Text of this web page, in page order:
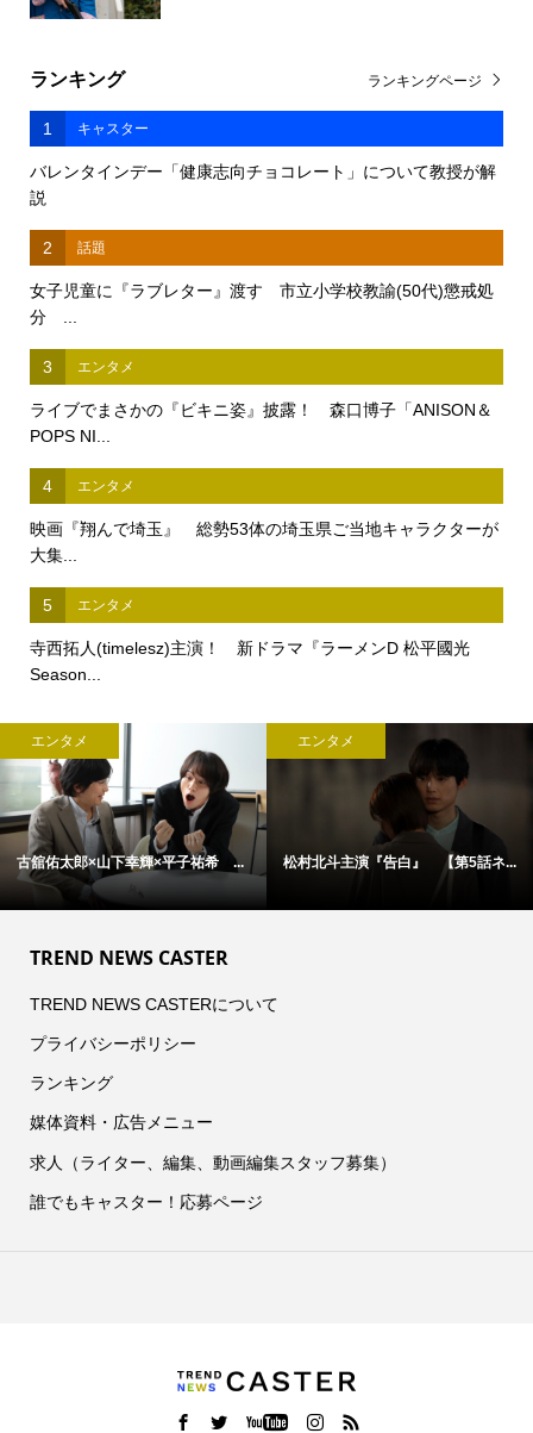
ランキング
1 キャスター
バレンタインデー「健康志向チョコレート」について教授が解
説
2 話題
女子児童に『ラブレター』渡す 市立小学校教諭(50代)懲戒処
分 ...
3 エンタメ
ライブでまさかの『ビキニ姿』披露！ 森口博子「ANISON＆
POPS NI...
4 エンタメ
映画『翔んで埼玉』 総勢53体の埼玉県ご当地キャラクターが
大集...
5 エンタメ
寺西拓人(timelesz)主演！ 新ドラマ『ラーメンD 松平國光
Season...
ランキングページ
エンタメ
古舘佑太郎×山下幸輝×平子祐希 ...
エンタメ
松村北斗主演『告白』 【第5話ネ...
TREND NEWS CASTER
TREND NEWS CASTERについて
プライバシーポリシー
ランキング
媒体資料・広告メニュー
求人（ライター、編集、動画編集スタッフ募集）
誰でもキャスター！応募ページ